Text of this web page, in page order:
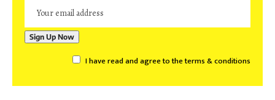
I have read and agree to the terms & conditions